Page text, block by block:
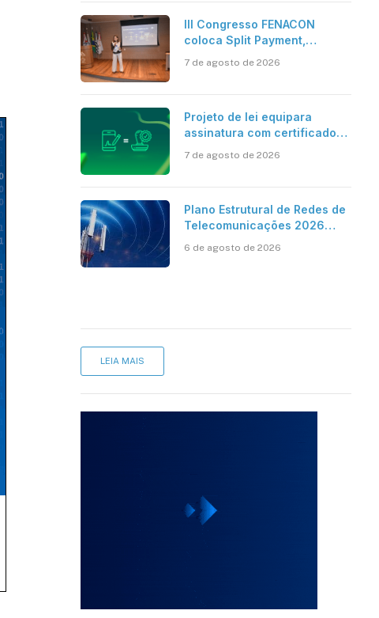
III Congresso FENACON
coloca Split Payment,
centro dos debates
7 de agosto de 2026
Projeto de lei equipara
assinatura com certificado
reconhecimento de firma em
7 de agosto de 2026
Plano Estrutural de Redes de
Telecomunicações 2026
móvel, mas mantém desafio
6 de agosto de 2026
LEIA MAIS